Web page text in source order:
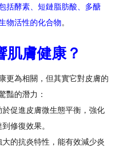
括酵素、短鏈脂肪酸、多醣
物活性的化合物。
肌膚健康？
更為相關，但其實它對皮膚的
豔的潛力：
促進皮膚微生態平衡，強化
修復效果。
的抗炎特性，能有效減少炎